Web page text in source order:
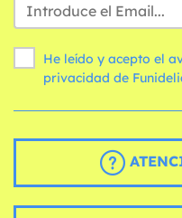
He leído y acepto el
privacidad de